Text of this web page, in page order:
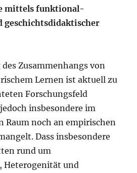
mittels funktional-
geschichtsdidaktischer
Zusammenhangs von
Lernen ist aktuell zu
Forschungsfeld
insbesondere im
Raum noch an empirischen
Dass insbesondere
rund um
Heterogenität und